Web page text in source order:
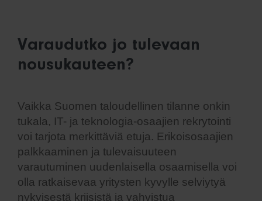
Varaudutko jo tulevaan
nousukauteen?
Vaikka Suomen taloudellinen tilanne onkin
tukala, IT- ja teknologia-osaajien rekrytointi
voi tarjota merkittäviä etuja. Erikoisosaajien
palkkaaminen ja tulevaisuuteen
varautuminen uudenlaisella osaamisella voi
olla ratkaisevaa yritysten kyvylle selviytyä
nykyisestä kriisistä ja vahvistua